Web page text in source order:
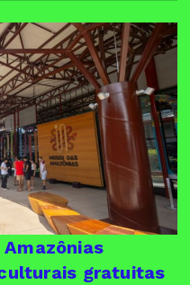
gratuitas